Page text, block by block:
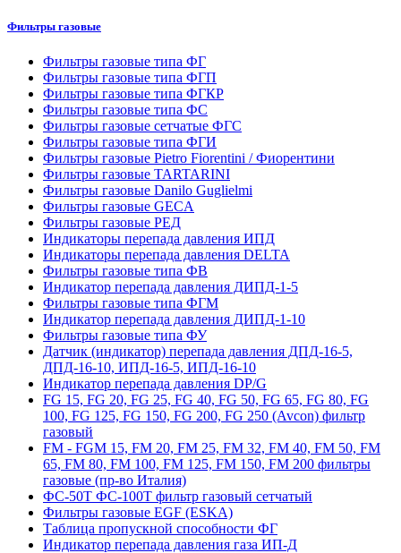
Фильтры газовые
Фильтры газовые типа ФГ
Фильтры газовые типа ФГП
Фильтры газовые типа ФГКР
Фильтры газовые типа ФС
Фильтры газовые сетчатые ФГС
Фильтры газовые типа ФГИ
Фильтры газовые Pietro Fiorentini / Фиорентини
Фильтры газовые TARTARINI
Фильтры газовые Danilo Guglielmi
Фильтры газовые GECA
Фильтры газовые РЕД
Индикаторы перепада давления ИПД
Индикаторы перепада давления DELTA
Фильтры газовые типа ФВ
Индикатор перепада давления ДИПД-1-5
Фильтры газовые типа ФГМ
Индикатор перепада давления ДИПД-1-10
Фильтры газовые типа ФУ
Датчик (индикатор) перепада давления ДПД-16-5,
ДПД-16-10, ИПД-16-5, ИПД-16-10
Индикатор перепада давления DP/G
FG 15, FG 20, FG 25, FG 40, FG 50, FG 65, FG 80, FG
100, FG 125, FG 150, FG 200, FG 250 (Avcon) фильтр
газовый
FM - FGM 15, FM 20, FM 25, FM 32, FM 40, FM 50, FM
65, FM 80, FM 100, FM 125, FM 150, FM 200 фильтры
газовые (пр-во Италия)
ФС-50Т ФС-100Т фильтр газовый сетчатый
Фильтры газовые EGF (ESKA)
Таблица пропускной способности ФГ
Индикатор перепада давления газа ИП-Д